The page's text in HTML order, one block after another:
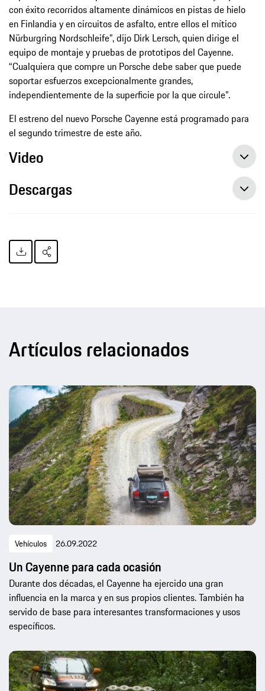
con éxito recorridos altamente dinámicos en pistas de hielo
en Finlandia y en circuitos de asfalto, entre ellos el mítico
Nürburgring Nordschleife”, dijo Dirk Lersch, quien dirige el
equipo de montaje y pruebas de prototipos del Cayenne.
“Cualquiera que compre un Porsche debe saber que puede
soportar esfuerzos excepcionalmente grandes,
independientemente de la superficie por la que circule”.
El estreno del nuevo Porsche Cayenne está programado para
el segundo trimestre de este año.
Video
Descargas
Artículos relacionados
Vehículos 26.09.2022
Un Cayenne para cada ocasión
Durante dos décadas, el Cayenne ha ejercido una gran
influencia en la marca y en sus propios clientes. También ha
servido de base para interesantes transformaciones y usos
específicos.